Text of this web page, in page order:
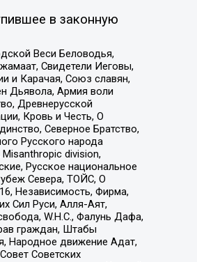
в законную
Веси Беловодья,
Свидетели Иеговы,
и Карачая, Союз славян,
Дьявола, Армия воли
Древнерусской
Кровь и Честь, О
Северное Братство,
Русского народа
division,
Русское национальное
Севера, ТОЙС, О
Независимость, Фирма,
Сил Руси, Алля-Аят,
W.H.С., Фалунь Дафа,
граждан, Штабы
Народное движение Адат,
Советских